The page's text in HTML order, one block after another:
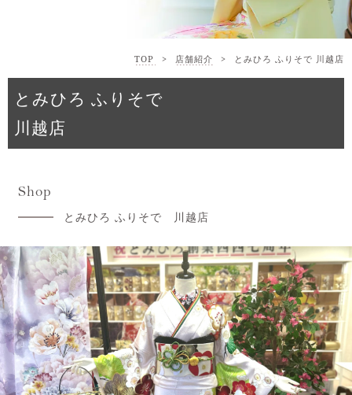
とみひろ ふりそで
川越店
TOP > 店舗紹介 > とみひろ ふりそで 川越店
Shop
とみひろ ふりそで 川越店